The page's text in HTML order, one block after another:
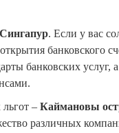
Сингапур. Если у вас
банковского
банковских
– Каймановы
различных